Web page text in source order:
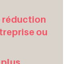
réduction
ou